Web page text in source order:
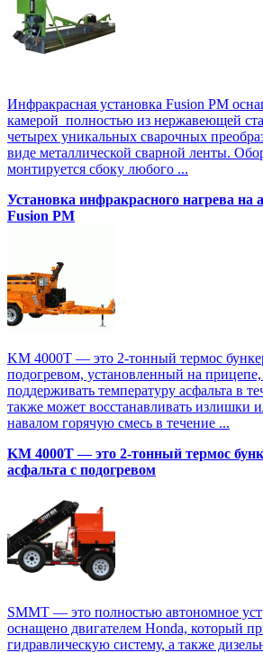
Инфракрасная установка Fusion PM
камерой полностью из нержавеющей
четырех уникальных сварочных
виде металлической сварной ленты.
монтируется сбоку любого ...
Установка инфракрасного нагрева на
Fusion PM
KM 4000T — это 2-тонный термос
подогревом, установленный на
поддерживать температуру асфальта в
также может восстанавливать излишки
навалом горячую смесь в течение ...
KM 4000T — это 2-тонный термос
асфальта с подогревом
SMMT — это полностью автономное
оснащено двигателем Honda, который
гидравлическую систему, а также